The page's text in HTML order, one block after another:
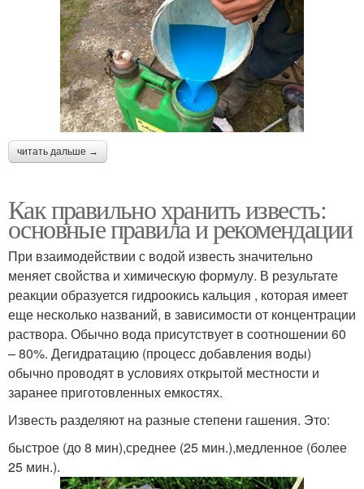
читать дальше →
Как правильно хранить известь:
основные правила и рекомендации
При взаимодействии с водой известь значительно
меняет свойства и химическую формулу. В результате
реакции образуется гидроокись кальция , которая имеет
еще несколько названий, в зависимости от концентрации
раствора. Обычно вода присутствует в соотношении 60
– 80%. Дегидратацию (процесс добавления воды)
обычно проводят в условиях открытой местности и
заранее приготовленных емкостях.
Известь разделяют на разные степени гашения. Это:
быстрое (до 8 мин),среднее (25 мин.),медленное (более
25 мин.).